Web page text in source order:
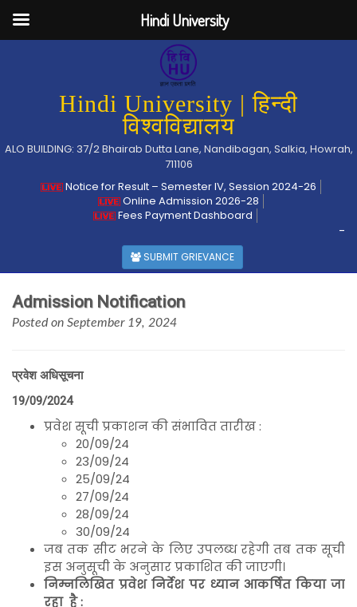
Hindi University | हिन्दी
विश्वविद्यालय
ALO BUILDING: 37/2 Bhairab Dutta Lane, Nandibagan, Salkia, Howrah,
711106
Notice for Result – Semester IV, Session 2024-26
Online Admission 2026-28
Fees Payment Dashboard
-
SUBMIT GRIEVANCE
Admission Notification
Posted on September 19, 2024
प्रवेश अधिसूचना
19/09/2024
प्रवेश सूची प्रकाशन की संभावित तारीख :
20/09/24
23/09/24
25/09/24
27/09/24
28/09/24
30/09/24
जब तक सीट भरने के लिए उपलब्ध रहेगी तब तक सूची
इस अनुसूची के अनुसार प्रकाशित की जाएगी।
निम्नलिखित प्रवेश निर्देश पर ध्यान आकर्षित किया जा
रहा है :
Hindi University